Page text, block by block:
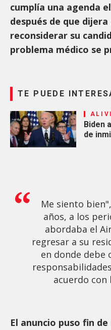
cumplía una agenda
después de que
reconsiderar su
problema médico se
TE PUEDE
Biden
de
Me siento
años, a los
abordaba el
regresar a su
en donde debe
acuerdo con
El anuncio puso fin